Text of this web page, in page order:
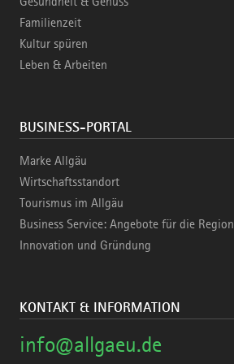
Familienzeit
Kultur spüren
Leben & Arbeiten
BUSINESS-PORTAL
Marke Allgäu
Wirtschaftsstandort
Tourismus im Allgäu
Business Service: Angebote für die Region
Innovation und Gründung
KONTAKT & INFORMATION
info@allgaeu.de